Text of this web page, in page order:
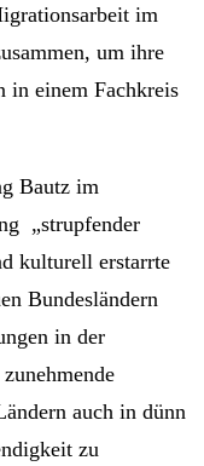
im
um ihre
in einem Fachkreis
Bautz im
„strupfender
kulturell erstarrte
Bundesländern
in der
auch in dünn
zu